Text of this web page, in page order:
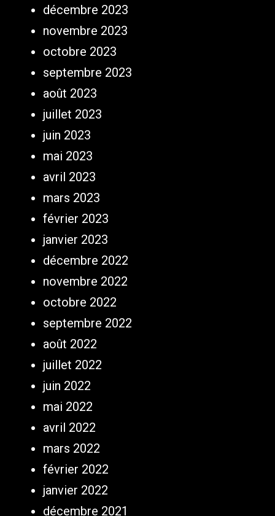
décembre 2023
novembre 2023
octobre 2023
septembre 2023
août 2023
juillet 2023
juin 2023
mai 2023
avril 2023
mars 2023
février 2023
janvier 2023
décembre 2022
novembre 2022
octobre 2022
septembre 2022
août 2022
juillet 2022
juin 2022
mai 2022
avril 2022
mars 2022
février 2022
janvier 2022
décembre 2021